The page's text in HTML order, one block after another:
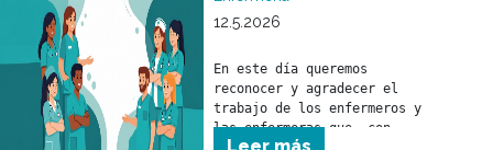
12.5.2026
En este día queremos
reconocer y agradecer el
trabajo de los enfermeros y
las enfermeras que, con